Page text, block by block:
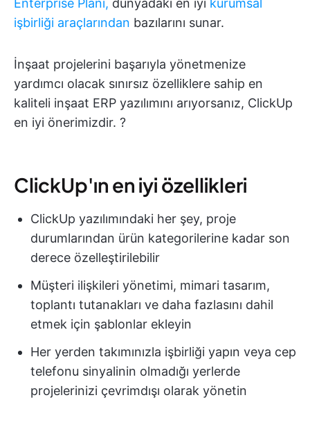
Enterprise Planı, dünyadaki en iyi kurumsal
işbirliği araçlarından bazılarını sunar.
İnşaat projelerini başarıyla yönetmenize
yardımcı olacak sınırsız özelliklere sahip en
kaliteli inşaat ERP yazılımını arıyorsanız, ClickUp
en iyi önerimizdir. ?
ClickUp'ın en iyi özellikleri
ClickUp yazılımındaki her şey, proje
durumlarından ürün kategorilerine kadar son
derece özelleştirilebilir
Müşteri ilişkileri yönetimi, mimari tasarım,
toplantı tutanakları ve daha fazlasını dahil
etmek için şablonlar ekleyin
Her yerden takımınızla işbirliği yapın veya cep
telefonu sinyalinin olmadığı yerlerde
projelerinizi çevrimdışı olarak yönetin